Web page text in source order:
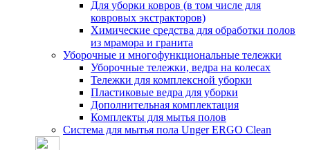
Для уборки ковров (в том числе для
ковровых экстракторов)
Химические средства для обработки полов
из мрамора и гранита
Уборочные и многофункциональные тележки
Уборочные тележки, ведра на колесах
Тележки для комплексной уборки
Пластиковые ведра для уборки
Дополнительная комплектация
Комплекты для мытья полов
Система для мытья пола Unger ERGO Clean